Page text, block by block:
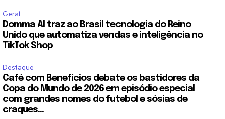
Geral
Domma AI traz ao Brasil tecnologia do Reino
Unido que automatiza vendas e inteligência no
TikTok Shop
Destaque
Café com Benefícios debate os bastidores da
Copa do Mundo de 2026 em episódio especial
com grandes nomes do futebol e sósias de
craques...